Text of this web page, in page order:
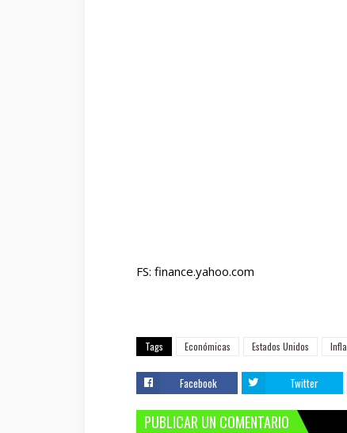
FS: finance.yahoo.com
Tags Económicas Estados Unidos
Facebook Twitter
PUBLICAR UN COMENTARIO